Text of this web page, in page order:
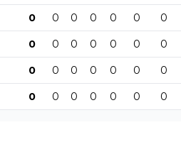
0 0 0 0 0 0 0
0 0 0 0 0 0 0
0 0 0 0 0 0 0
0 0 0 0 0 0 0